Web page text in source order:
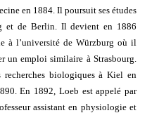
en 1884. Il poursuit ses études
et de Berlin. Il devient en 1886
à l’université de Würzburg où il
un emploi similaire à Strasbourg.
biologiques à Kiel en
En 1892, Loeb est appelé par
assistant en physiologie et